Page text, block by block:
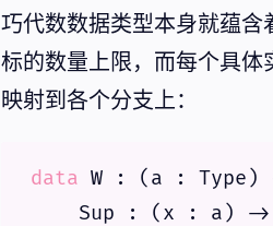
巧代数数据类型本身就蕴
标的数量上限，而每个具
映射到各个分支上：
data W : (a : Type)